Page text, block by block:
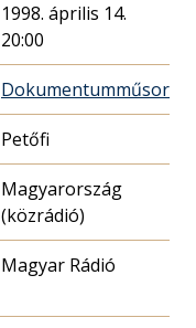
1998. április 14.
20:00
Dokumentumműsor
Petőfi
Magyarország
(közrádió)
Magyar Rádió